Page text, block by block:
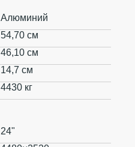
Алюминий
54,70 см
46,10 см
14,7 см
4430 кг
24"